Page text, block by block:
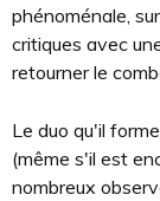
phénoménale,
critiques avec
retourner le
Le duo qu'il
(même s'il est
nombreux